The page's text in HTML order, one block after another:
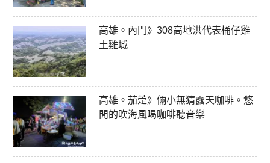
高雄。內門》308高地洪代表桶仔雞
土雞城
高雄。茄萣》倆小無猜露天咖啡。悠
閒的吹海風喝咖啡聽音樂